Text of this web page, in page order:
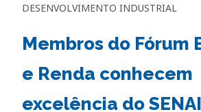
DESENVOLVIMENTO INDUSTRIAL
Membros do Fórum
e Renda conhecem
excelência do SENAI